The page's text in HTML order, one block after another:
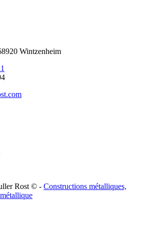
Wintzenheim
Rost © - Constructions métalliques,